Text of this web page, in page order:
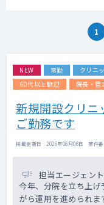
1
NEW 常勤 クリニ
60代以上歓迎
院長・管
新規開設クリニ
ご勤務です
掲載更新日 : 2026年08月06日 案件
担当エージェン
今年、分院を立ち上
がら運用を進められま